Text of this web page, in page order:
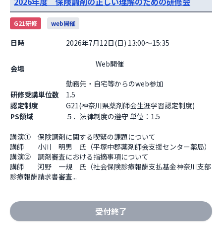
G21研修 web開催
日時 2026年7月12日(日) 13:00～15:35
会場
勤務先・自宅等からのweb参加
研修受講単位数
1.5
認定制度
G21(神奈川県薬剤師会生涯学習認定制度)
PS領域
５．法律制度の遵守 単位：1.5
講演①　保険調剤に関する喫緊の課題について
講師　　小川　明男　氏（平塚中郡薬剤師会支援センター薬局）
講演②　調剤審査における指摘事項について
講師　　河野　一規　氏（社会保険診療報酬支払基金神奈川支部
診療報酬請求書審査...
受付終了